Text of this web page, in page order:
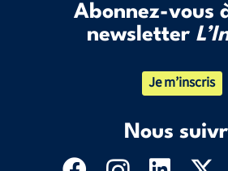
Abonnez-vous
newsletter
Je m’inscris
Nous